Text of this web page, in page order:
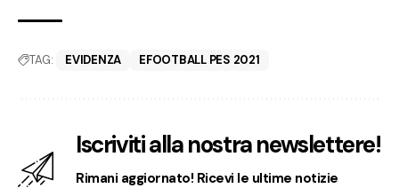
TAG: EVIDENZA EFOOTBALL PES 2021
Iscriviti alla nostra newslettere!
Rimani aggiornato! Ricevi le ultime notizie